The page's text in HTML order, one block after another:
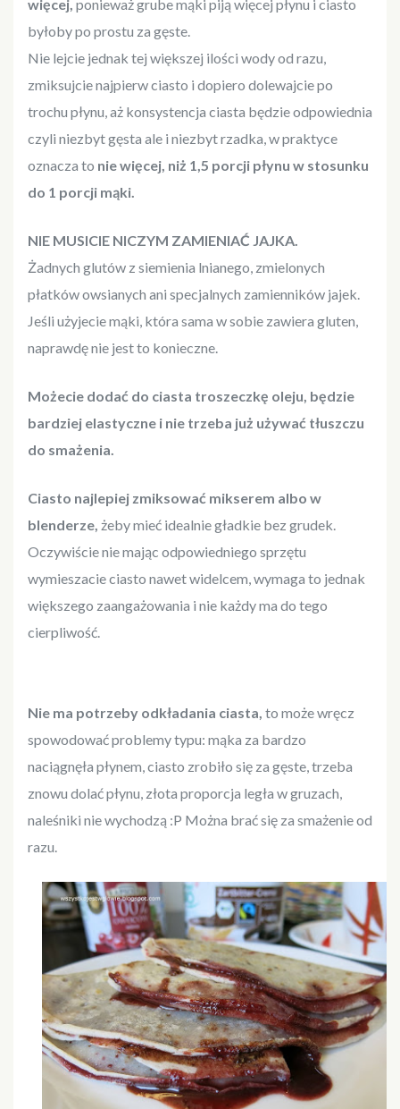
więcej, ponieważ grube mąki piją więcej płynu i ciasto
byłoby po prostu za gęste.
Nie lejcie jednak tej większej ilości wody od razu,
zmiksujcie najpierw ciasto i dopiero dolewajcie po
trochu płynu, aż konsystencja ciasta będzie odpowiednia
czyli niezbyt gęsta ale i niezbyt rzadka, w praktyce
oznacza to nie więcej, niż 1,5 porcji płynu w stosunku
do 1 porcji mąki.
NIE MUSICIE NICZYM ZAMIENIAĆ JAJKA.
Żadnych glutów z siemienia lnianego, zmielonych
płatków owsianych ani specjalnych zamienników jajek.
Jeśli użyjecie mąki, która sama w sobie zawiera gluten,
naprawdę nie jest to konieczne.
Możecie dodać do ciasta troszeczkę oleju, będzie
bardziej elastyczne i nie trzeba już używać tłuszczu
do smażenia.
Ciasto najlepiej zmiksować mikserem albo w
blenderze, żeby mieć idealnie gładkie bez grudek.
Oczywiście nie mając odpowiedniego sprzętu
wymieszacie ciasto nawet widelcem, wymaga to jednak
większego zaangażowania i nie każdy ma do tego
cierpliwość.
Nie ma potrzeby odkładania ciasta, to może wręcz
spowodować problemy typu: mąka za bardzo
naciągnęła płynem, ciasto zrobiło się za gęste, trzeba
znowu dolać płynu, złota proporcja legła w gruzach,
naleśniki nie wychodzą :P Można brać się za smażenie od
razu.